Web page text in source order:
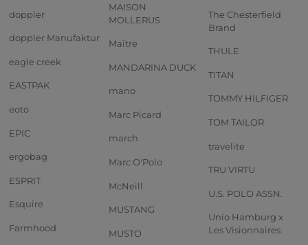
doppler
doppler Manufaktur
eagle creek
EASTPAK
eoto
EPIC
ergobag
ESPRIT
Esquire
Farmhood
MAISON
MOLLERUS
Maître
MANDARINA DUCK
mano
Marc Picard
march
Marc O'Polo
McNeill
MUSTANG
MUSTO
The Chesterfield
Brand
THULE
TITAN
TOMMY HILFIGER
TOM TAILOR
travelite
TRU VIRTU
U.S. POLO ASSN.
Unio Hamburg x
Les Visionnaires